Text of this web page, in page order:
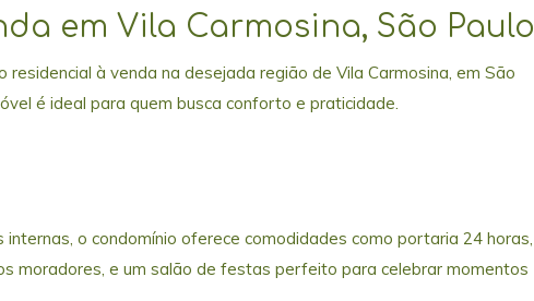
em Vila Carmosina, São Paulo
à venda na desejada região de Vila Carmosina, em São
é ideal para quem busca conforto e praticidade.
o condomínio oferece comodidades como portaria 24 horas,
moradores, e um salão de festas perfeito para celebrar momentos